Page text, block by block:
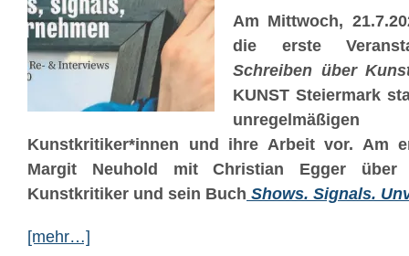
Am Mittwoch,
die erste
Schreiben über
KUNST Steiermark
Kunstkritiker*innen und ihre Arbeit vor. Am
Margit Neuhold mit Christian Egger über
Kunstkritiker und sein Buch Shows. Signals.
[mehr…]